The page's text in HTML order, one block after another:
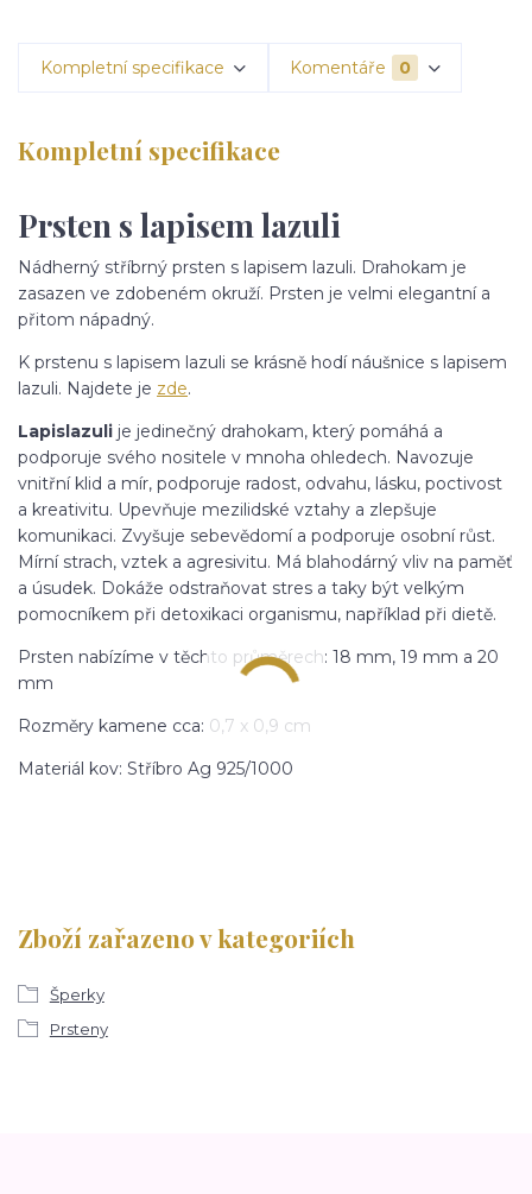
Kompletní specifikace Komentáře 0
Kompletní specifikace
Prsten s lapisem lazuli
Nádherný stříbrný prsten s lapisem lazuli. Drahokam je
zasazen ve zdobeném okruží. Prsten je velmi elegantní a
přitom nápadný.
K prstenu s lapisem lazuli se krásně hodí náušnice s lapisem
lazuli. Najdete je zde.
Lapislazuli je jedinečný drahokam, který pomáhá a
podporuje svého nositele v mnoha ohledech. Navozuje
vnitřní klid a mír, podporuje radost, odvahu, lásku, poctivost
a kreativitu. Upevňuje mezilidské vztahy a zlepšuje
komunikaci. Zvyšuje sebevědomí a podporuje osobní růst.
Mírní strach, vztek a agresivitu. Má blahodárný vliv na paměť
a úsudek. Dokáže odstraňovat stres a taky být velkým
pomocníkem při detoxikaci organismu, například při dietě.
Prsten nabízíme v těchto průměrech: 18 mm, 19 mm a 20
mm
Rozměry kamene cca: 0,7 x 0,9 cm
Materiál kov: Stříbro Ag 925/1000
Zboží zařazeno v kategoriích
Šperky
Prsteny